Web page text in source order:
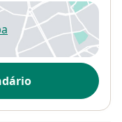
novo separador